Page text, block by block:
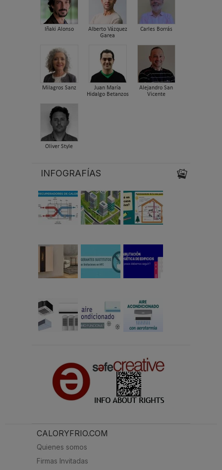
Iñaki Alonso
Alberto Vázquez
Garea
Carles Borrás
Milagros Sanz
Juan María
Hidalgo Betanzos
Alejandro San
Vicente
Oliver Style
INFOGRAFÍAS
CALORYFRIO.COM
Quienes somos
Firmas Invitadas